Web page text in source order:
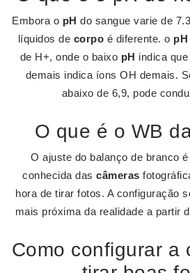
Embora o pH do sangue varie de
líquidos de corpo é diferente. o pH
de H+, onde o baixo pH indica
demais indica íons OH demais.
abaixo de 6,9, pode
O que é o WB
O ajuste do balanço de branco
conhecida dascâmeras
hora de tirar fotos. A configuração
mais próxima da realidade a partir
Como configurar a